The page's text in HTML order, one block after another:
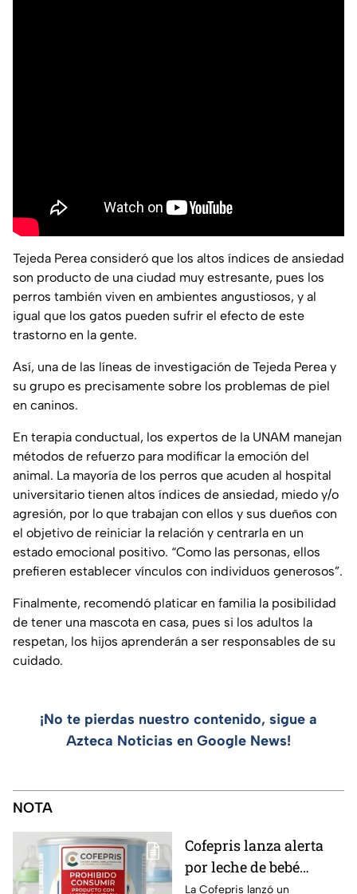
Tejeda Perea consideró que los altos índices de ansiedad
son producto de una ciudad muy estresante, pues los
perros también viven en ambientes angustiosos, y al
igual que los gatos pueden sufrir el efecto de este
trastorno en la gente.
Así, una de las líneas de investigación de Tejeda Perea y
su grupo es precisamente sobre los problemas de piel
en caninos.
En terapia conductual, los expertos de la UNAM manejan
métodos de refuerzo para modificar la emoción del
animal. La mayoría de los perros que acuden al hospital
universitario tienen altos índices de ansiedad, miedo y/o
agresión, por lo que trabajan con ellos y sus dueños con
el objetivo de reiniciar la relación y centrarla en un
estado emocional positivo. “Como las personas, ellos
prefieren establecer vínculos con individuos generosos”.
Finalmente, recomendó platicar en familia la posibilidad
de tener una mascota en casa, pues si los adultos la
respetan, los hijos aprenderán a ser responsables de su
cuidado.
¡No te pierdas nuestro contenido, sigue a
Azteca Noticias en Google News!
NOTA
Cofepris lanza alerta
por leche de bebé
adulterada: ¿Qué marca
La Cofepris lanzó un